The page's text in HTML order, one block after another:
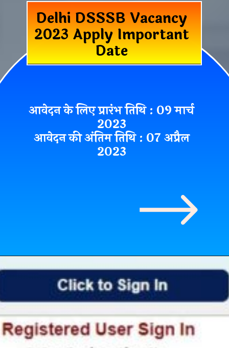
Delhi DSSSB Vacancy
2023 Apply Important
Date
आवेदन के लिए प्रारंभ तिथि : 09 मार्च
2023
आवेदन की अंतिम तिथि : 07 अप्रैल
2023